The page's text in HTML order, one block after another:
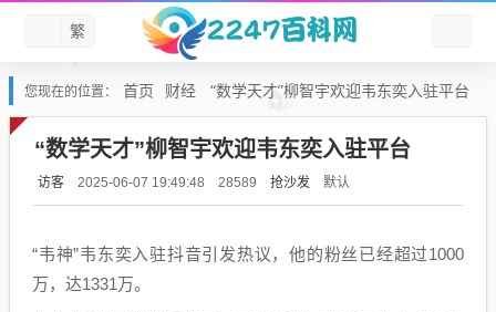
繁
您现在的位置： 首页 财经 “数学天才”柳智宇欢迎韦东奕入驻平台
“数学天才”柳智宇欢迎韦东奕入驻平台
访客 2025-06-07 19:49:48 28589 抢沙发 默认
“韦神”韦东奕入驻抖音引发热议，他的粉丝已经超过1000
万，达1331万。